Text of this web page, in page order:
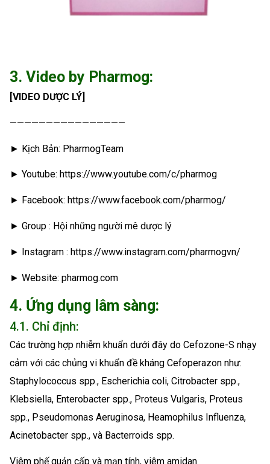
3. Video by Pharmog:
[VIDEO DƯỢC LÝ]
————————————————
► Kịch Bản: PharmogTeam
► Youtube: https://www.youtube.com/c/pharmog
► Facebook: https://www.facebook.com/pharmog/
► Group : Hội những người mê dược lý
► Instagram : https://www.instagram.com/pharmogvn/
► Website: pharmog.com
4. Ứng dụng lâm sàng:
4.1. Chỉ định:
Các trường hợp nhiễm khuẩn dưới đây do Cefozone-S nhạy
cảm với các chủng vi khuẩn đề kháng Cefoperazon như:
Staphylococcus spp., Escherichia coli, Citrobacter spp.,
Klebsiella, Enterobacter spp., Proteus Vulgaris, Proteus
spp., Pseudomonas Aeruginosa, Heamophilus Influenza,
Acinetobacter spp., và Bacterroids spp.
Viêm phế quản cấp và mạn tính, viêm amidan.